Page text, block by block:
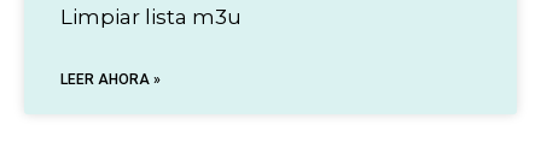
Limpiar lista m3u
LEER AHORA »